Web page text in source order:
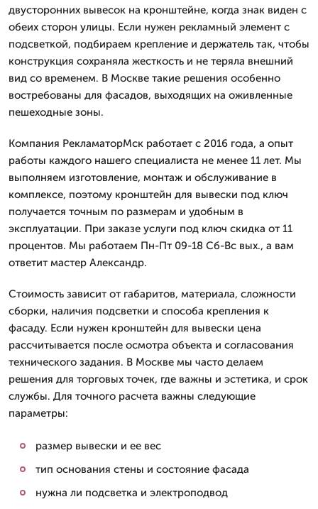
двусторонних вывесок на кронштейне, когда знак виден с
обеих сторон улицы. Если нужен рекламный элемент с
подсветкой, подбираем крепление и держатель так, чтобы
конструкция сохраняла жесткость и не теряла внешний
вид со временем. В Москве такие решения особенно
востребованы для фасадов, выходящих на оживленные
пешеходные зоны.
Компания РекламаторМск работает с 2016 года, а опыт
работы каждого нашего специалиста не менее 11 лет. Мы
выполняем изготовление, монтаж и обслуживание в
комплексе, поэтому кронштейн для вывески под ключ
получается точным по размерам и удобным в
эксплуатации. При заказе услуги под ключ скидка от 11
процентов. Мы работаем Пн-Пт 09-18 Сб-Вс вых., а вам
ответит мастер Александр.
Стоимость зависит от габаритов, материала, сложности
сборки, наличия подсветки и способа крепления к
фасаду. Если нужен кронштейн для вывески цена
рассчитывается после осмотра объекта и согласования
технического задания. В Москве мы часто делаем
решения для торговых точек, где важны и эстетика, и срок
службы. Для точного расчета важны следующие
параметры:
размер вывески и ее вес
тип основания стены и состояние фасада
нужна ли подсветка и электроподвод